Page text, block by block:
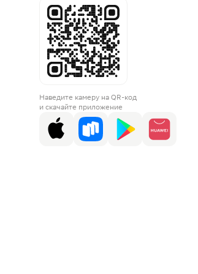
Наведите камеру на QR-код
и скачайте приложение